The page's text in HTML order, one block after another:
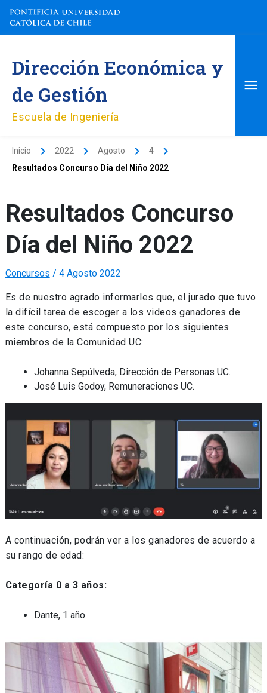
contenido
Dirección Económica y
de Gestión
Escuela de Ingeniería
Inicio 2022 Agosto
4
Resultados Concurso Día del Niño 2022
Resultados Concurso
Día del Niño 2022
Concursos / 4 Agosto 2022
Es de nuestro agrado informarles que, el jurado que tuvo
la difícil tarea de escoger a los videos ganadores de
este concurso, está compuesto por los siguientes
miembros de la Comunidad UC:
Johanna Sepúlveda, Dirección de Personas UC.
José Luis Godoy, Remuneraciones UC.
A continuación, podrán ver a los ganadores de acuerdo a
su rango de edad:
Categoría 0 a 3 años:
Dante, 1 año.